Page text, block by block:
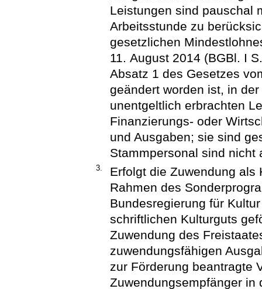
Leistungen sind pauschal
Arbeitsstunde zu
gesetzlichen
11. August 2014 (BGBl. I
Absatz 1 des Gesetzes
geändert worden ist, in
unentgeltlich erbrachten
Finanzierungs- oder
und Ausgaben; sie sind
Stammpersonal sind nicht
3.
Erfolgt die Zuwendung als
Rahmen des
Bundesregierung für
schriftlichen Kulturguts
Zuwendung des
zuwendungsfähigen
zur Förderung beantragte
Zuwendungsempfänger in